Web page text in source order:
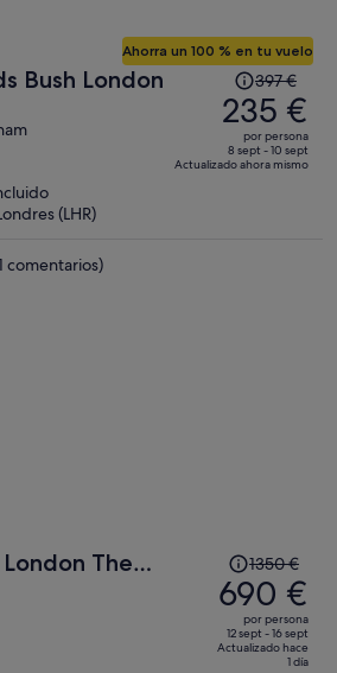
Bush London
Ahorra un 100 % en tu vuelo
El
precio
era
de
397 €,
397 €
235 €
por persona
8 sept - 10 sept
Actualizado ahora mismo
(LHR)
comentarios)
The
El
precio
era
de
1350 €,
1350 €
690 €
por persona
12 sept - 16 sept
Actualizado hace
1 día